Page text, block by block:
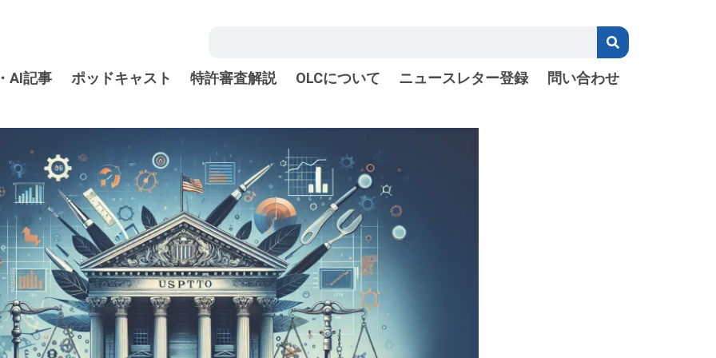
AI記事 ポッドキャスト 特許審査解説 OLCについて ニュースレター登録 問い合わせ